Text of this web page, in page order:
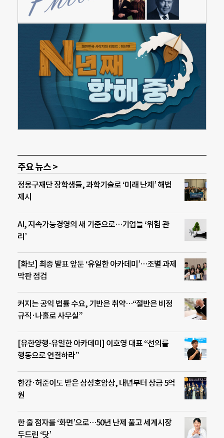
주요 뉴스 >
정몽구재단 장학생들, 과학기술로 ‘미래 난제’ 해법
제시
AI, 지속가능경영의 새 기준으로…기업들 ‘위험 관
리’
[화보] 최종 발표 앞둔 ‘유일한 아카데미’…조별 과제
막판 점검
커지는 공익 법률 수요, 기반은 취약…“절반은 비정
규직·나홀로 사무실”
[유한양행-유일한 아카데미] 이호영 대표 “선의를
행동으로 연결하라”
한강·허준이도 받은 삼성호암상, 내년부터 상금 5억
원
한 줄 점자를 ‘화면’으로…50년 난제 풀고 세계시장
두드린 ‘닷’